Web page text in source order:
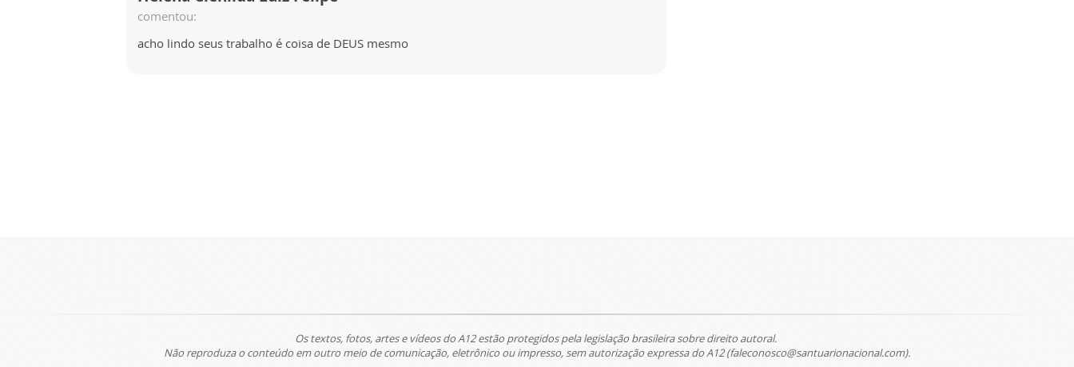
comentou:
acho lindo seus trabalho é coisa de DEUS mesmo
Os textos, fotos, artes e vídeos do A12 estão protegidos pela legislação brasileira sobre direito autoral.
Não reproduza o conteúdo em outro meio de comunicação, eletrônico ou impresso, sem autorização expressa do A12 (faleconosco@santuarionacional.com).